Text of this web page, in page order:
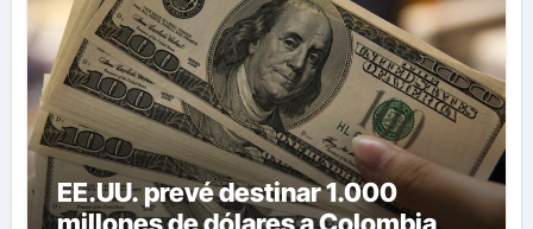
EE.UU. prevé destinar 1.000
millones de dólares a Colombia